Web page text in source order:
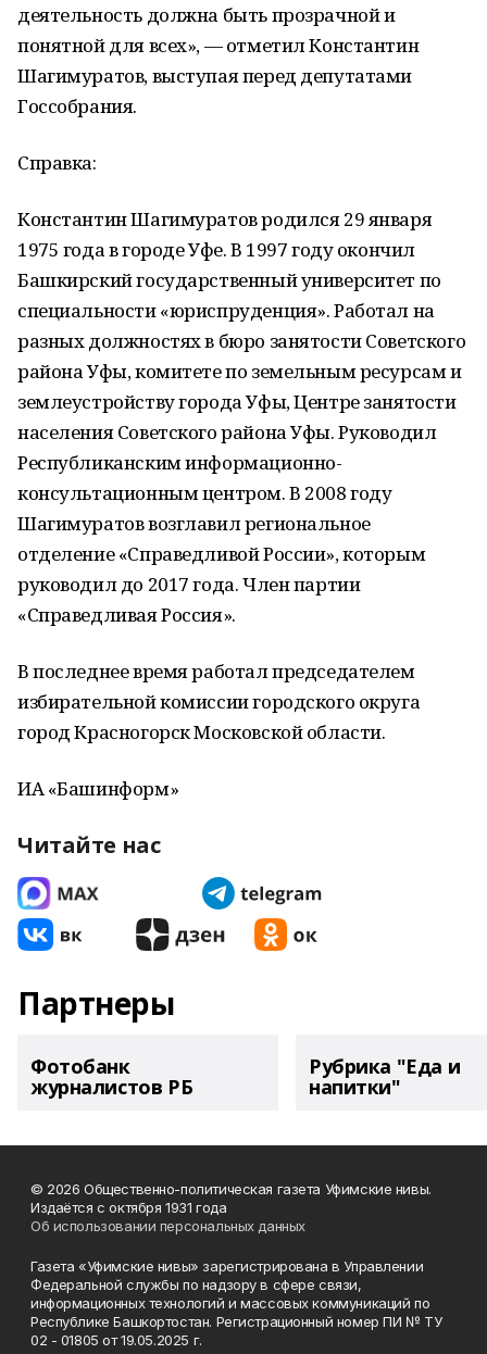
деятельность должна быть прозрачной и
понятной для всех», — отметил Константин
Шагимуратов, выступая перед депутатами
Госсобрания.
Справка:
Константин Шагимуратов родился 29 января
1975 года в городе Уфе. В 1997 году окончил
Башкирский государственный университет по
специальности «юриспруденция». Работал на
разных должностях в бюро занятости Советского
района Уфы, комитете по земельным ресурсам и
землеустройству города Уфы, Центре занятости
населения Советского района Уфы. Руководил
Республиканским информационно-
консультационным центром. В 2008 году
Шагимуратов возглавил региональное
отделение «Справедливой России», которым
руководил до 2017 года. Член партии
«Справедливая Россия».
В последнее время работал председателем
избирательной комиссии городского округа
город Красногорск Московской области.
ИА «Башинформ»
Читайте нас
Партнеры
Фотобанк
журналистов РБ
Рубрика "Еда и
напитки"
© 2026 Общественно-политическая газета Уфимские нивы.
Издаётся с октября 1931 года
Об использовании персональных данных
Газета «Уфимские нивы» зарегистрирована в Управлении
Федеральной службы по надзору в сфере связи,
информационных технологий и массовых коммуникаций по
Республике Башкортостан. Регистрационный номер ПИ № ТУ
02 - 01805 от 19.05.2025 г.